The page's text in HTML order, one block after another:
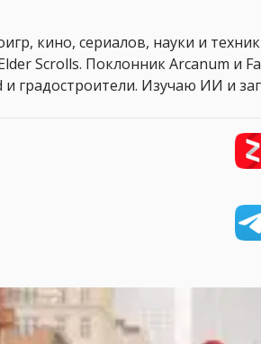
кино, сериалов, науки и
Scrolls. Поклонник Arcanum и
градостроители. Изучаю ИИ и